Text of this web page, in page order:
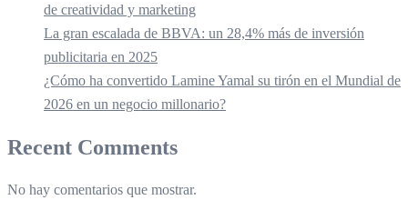
de creatividad y marketing
La gran escalada de BBVA: un 28,4% más de inversión
publicitaria en 2025
¿Cómo ha convertido Lamine Yamal su tirón en el Mundial de
2026 en un negocio millonario?
Recent Comments
No hay comentarios que mostrar.